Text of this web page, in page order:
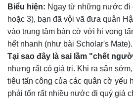
Biểu hiện: Ngay từ những nước đi
hoặc 3), bạn đã vội vã đưa quân
vào trung tâm bàn cờ với hi vọng
hết nhanh (như bài Scholar's Mate).
Tại sao đây là sai lầm "chết
nhưng rất có giá trị. Khi ra sân
tiêu tấn công của các quân cờ yếu
phải tốn rất nhiều nước đi quý giá